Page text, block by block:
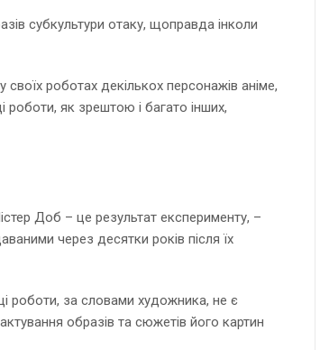
субкультури отаку, щоправда інколи
роботах декількох персонажів аніме,
роботи, як зрештою і багато інших,
Доб – це результат експерименту, –
через десятки років після їх
роботи, за словами художника, не є
образів та сюжетів його картин